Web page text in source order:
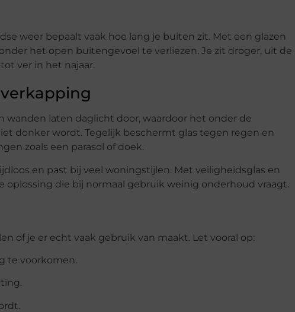
weer bepaalt vaak hoe lang je buiten zit. Met een glazen
het open buitengevoel te verliezen. Je zit droger, uit de
ver in het najaar.
wanden laten daglicht door, waardoor het onder de
donker wordt. Tegelijk beschermt glas tegen regen en
zoals een parasol of doek.
en past bij veel woningstijlen. Met veiligheidsglas en
die bij normaal gebruik weinig onderhoud vraagt.
of je er echt vaak gebruik van maakt. Let vooral op:
te voorkomen.